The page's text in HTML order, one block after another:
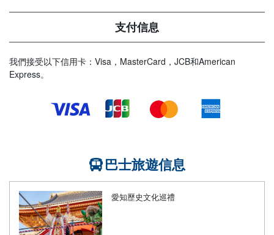
支付信息
我們接受以下信用卡：Visa，MasterCard，JCB和American
Express。
巴士旅遊信息
愛知歷史文化巡禮